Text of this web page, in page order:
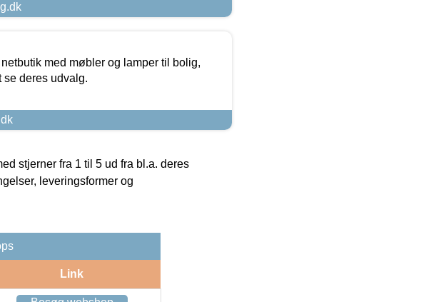
med møbler og lamper til bolig,
se deres udvalg.
stjerner fra 1 til 5 ud fra bl.a. deres
leveringsformer og
Link